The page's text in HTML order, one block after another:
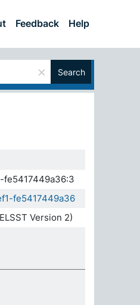
Feedback Help
× Search
fe5417449a36:3
fe5417449a36
Version 2)